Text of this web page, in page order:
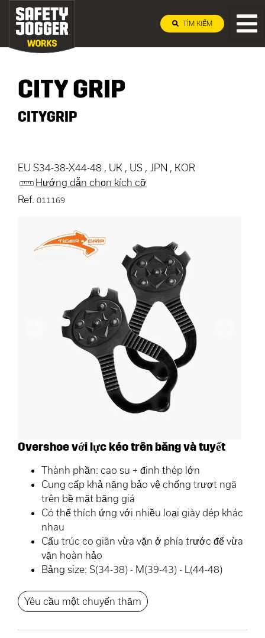
TÌM KIẾM
CITY GRIP
CITYGRIP
EU S34-38-X44-48 , UK , US , JPN , KOR
Hướng dẫn chọn kích cỡ
Ref. 011169
Overshoe với lực kéo trên băng và tuyết
Thành phần: cao su + đinh thép lớn
Cung cấp khả năng bảo vệ chống trượt ngã
trên bề mặt băng giá
Có thể thích ứng với nhiều loại giày dép khác
nhau
Cấu trúc co giãn vừa vặn ở phía trước để vừa
vặn hoàn hảo
Bảng size: S(34-38) - M(39-43) - L(44-48)
Yêu cầu một chuyến thăm